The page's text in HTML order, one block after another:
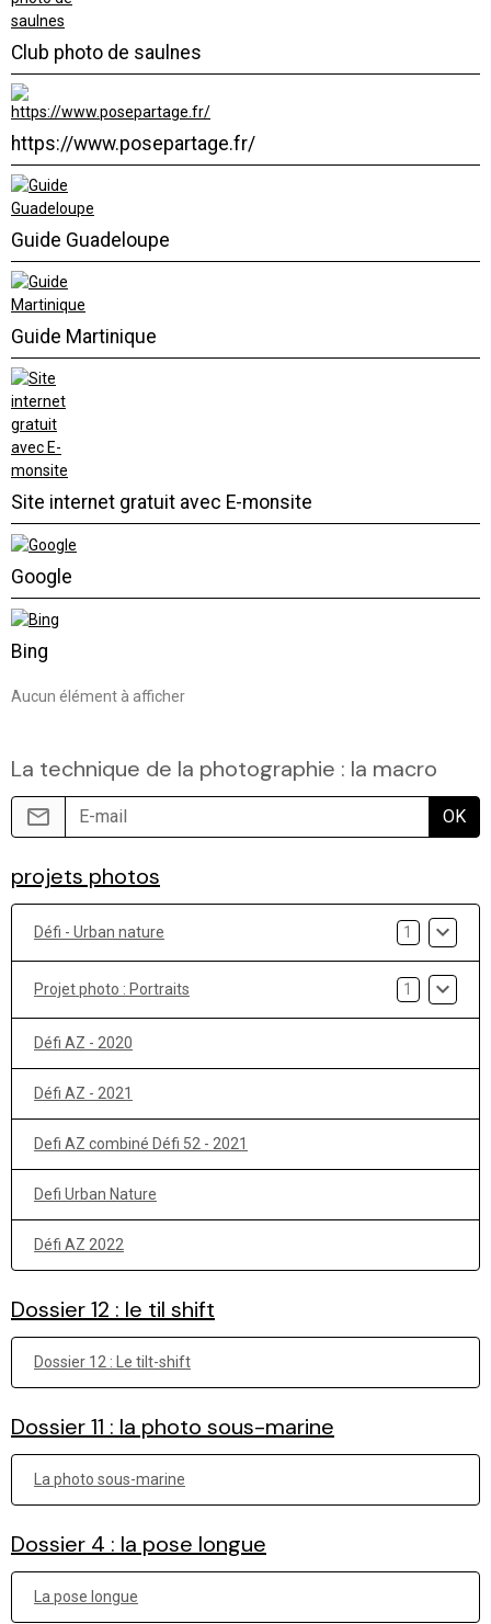
Club photo de saulnes
https://www.posepartage.fr/
Guide Guadeloupe
Guide Martinique
Site internet gratuit avec E-monsite
Google
Bing
Aucun élément à afficher
La technique de la photographie : la macro
OK
projets photos
Défi - Urban nature 1
Projet photo : Portraits 1
Défi AZ - 2020
Défi AZ - 2021
Defi AZ combiné Défi 52 - 2021
Defi Urban Nature
Défi AZ 2022
Dossier 12 : le til shift
Dossier 12 : Le tilt-shift
Dossier 11 : la photo sous-marine
La photo sous-marine
Dossier 4 : la pose longue
La pose longue